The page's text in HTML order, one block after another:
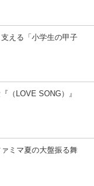
える「小学生の甲子
（LOVE SONG）』
ミマ夏の大盤振る舞